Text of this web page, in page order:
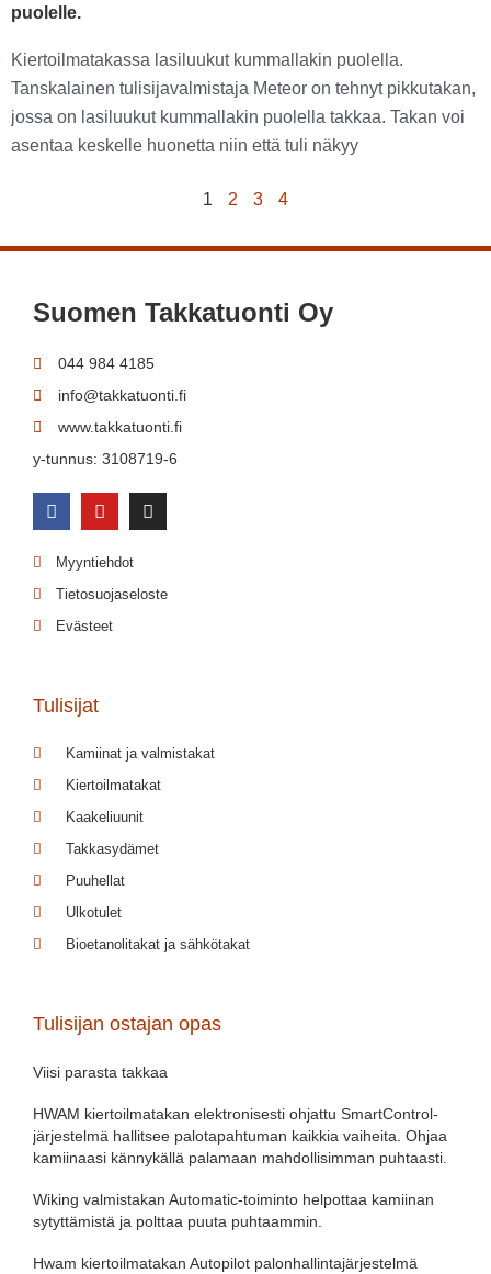
puolelle.
Kiertoilmatakassa lasiluukut kummallakin puolella.
Tanskalainen tulisijavalmistaja Meteor on tehnyt pikkutakan,
jossa on lasiluukut kummallakin puolella takkaa. Takan voi
asentaa keskelle huonetta niin että tuli näkyy
1 2 3 4
Suomen Takkatuonti Oy
044 984 4185
info@takkatuonti.fi
www.takkatuonti.fi
y-tunnus: 3108719-6
Myyntiehdot
Tietosuojaseloste
Evästeet
Tulisijat
Kamiinat ja valmistakat
Kiertoilmatakat
Kaakeliuunit
Takkasydämet
Puuhellat
Ulkotulet
Bioetanolitakat ja sähkötakat
Tulisijan ostajan opas
Viisi parasta takkaa
HWAM kiertoilmatakan elektronisesti ohjattu SmartControl-
järjestelmä hallitsee palotapahtuman kaikkia vaiheita. Ohjaa
kamiinaasi kännykällä palamaan mahdollisimman puhtaasti.
Wiking valmistakan Automatic-toiminto helpottaa kamiinan
sytyttämistä ja polttaa puuta puhtaammin.
Hwam kiertoilmatakan Autopilot palonhallintajärjestelmä